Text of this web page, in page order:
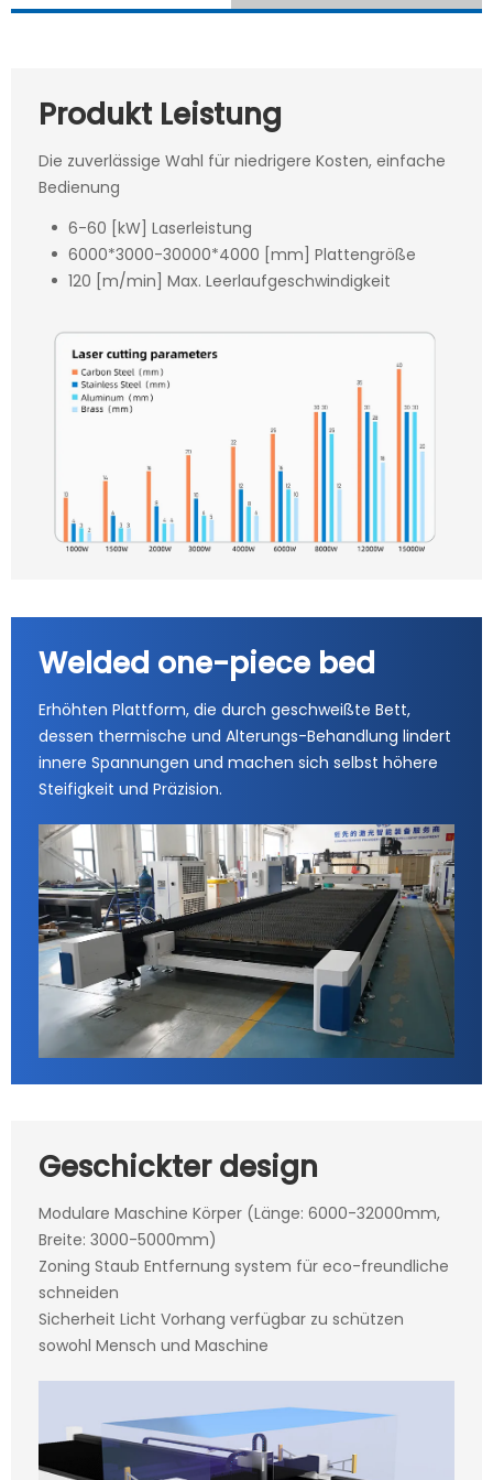
Produkt Leistung
Die zuverlässige Wahl für niedrigere Kosten, einfache
Bedienung
6-60 [kW] Laserleistung
6000*3000-30000*4000 [mm] Plattengröße
120 [m/min] Max. Leerlaufgeschwindigkeit
Welded one-piece bed
Erhöhten Plattform, die durch geschweißte Bett,
dessen thermische und Alterungs-Behandlung lindert
innere Spannungen und machen sich selbst höhere
Steifigkeit und Präzision.
Geschickter design
Modulare Maschine Körper (Länge: 6000-32000mm,
Breite: 3000-5000mm)
Zoning Staub Entfernung system für eco-freundliche
schneiden
Sicherheit Licht Vorhang verfügbar zu schützen
sowohl Mensch und Maschine